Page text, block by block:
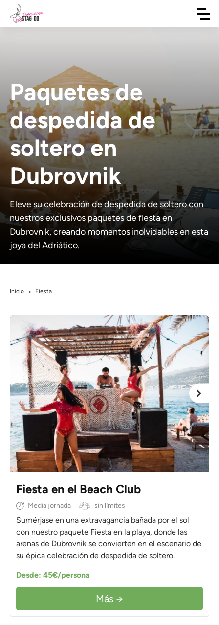
Paquetes de
despedida de
soltero en
Dubrovnik
Eleve su celebración de despedida de soltero con
nuestros exclusivos paquetes de fiesta en
Dubrovnik, creando momentos inolvidables en esta
joya del Adriático.
Inicio > Fiesta
Fiesta en el Beach Club
Media jornada sin límites
Sumérjase en una extravagancia bañada por el sol
con nuestro paquete Fiesta en la playa, donde las
arenas de Dubrovnik se convierten en el escenario de
su épica celebración de despedida de soltero.
Desde: 45€/persona
Más →